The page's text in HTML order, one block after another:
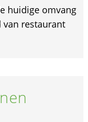
huidige omvang
van restaurant